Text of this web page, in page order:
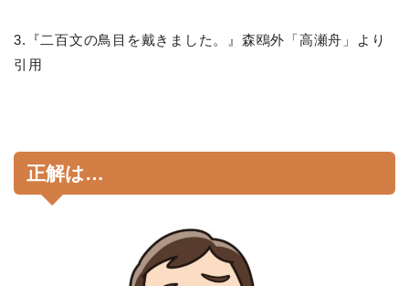
3.『二百文の鳥目を戴きました。』森鴎外「高瀬舟」より
引用
正解は…